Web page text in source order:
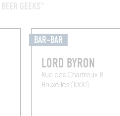
GEEKS"
BAR-BAR
LORD BYRON
Rue des Chartreux 8
Bruxelles (1000)